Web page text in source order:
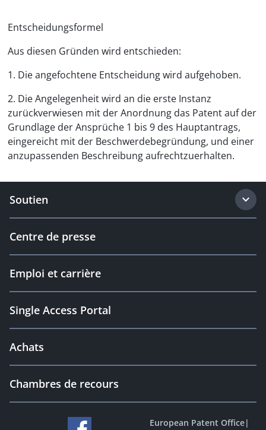
Entscheidungsformel
Aus diesen Gründen wird entschieden:
1. Die angefochtene Entscheidung wird aufgehoben.
2. Die Angelegenheit wird an die erste Instanz
zurückverwiesen mit der Anordnung das Patent auf der
Grundlage der Ansprüche 1 bis 9 des Hauptantrags,
eingereicht mit der Beschwerdebegründung, und einer
anzupassenden Beschreibung aufrechtzuerhalten.
Soutien
Centre de presse
Emploi et carrière
Single Access Portal
Achats
Chambres de recours
European Patent Office|